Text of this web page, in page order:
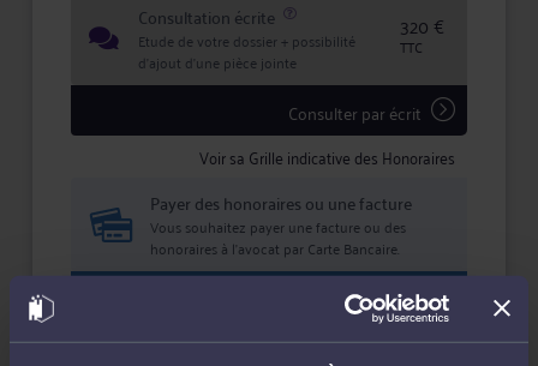
Consultation écrite
Etude de votre dossier + possibilité
d'ajout d'une pièce jointe
320 €
TTC
Consulter par écrit
Voir sa Grille indicative des Honoraires
Payer des honoraires ou une facture
Vous souhaitez payer une facture ou des
honoraires à l’avocat par Carte Bancaire.
Payer